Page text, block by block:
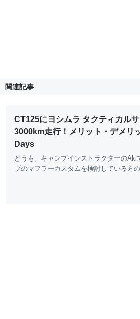
関連記事
CT125にヨシムラ タクティカル
3000km走行！メリット・デメリ
Days
どうも。キャンプインストラクターのAki
ブのマフラーカスタムを検討している方